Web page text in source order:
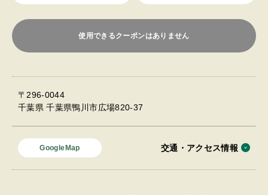
使用できるクーポンはありません
〒296-0044
千葉県 千葉県鴨川市広場820-37
GoogleMap 交通・アクセス情報